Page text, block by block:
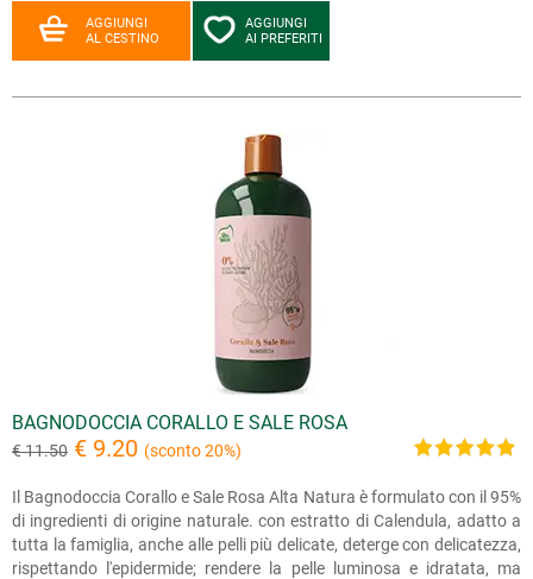
AGGIUNGI
AL CESTINO
AGGIUNGI
AI PREFERITI
BAGNODOCCIA CORALLO E SALE ROSA
€ 11.50 € 9.20 (sconto 20%)
Il Bagnodoccia Corallo e Sale Rosa Alta Natura è formulato con il 95%
di ingredienti di origine naturale. con estratto di Calendula, adatto a
tutta la famiglia, anche alle pelli più delicate, deterge con delicatezza,
rispettando l'epidermide; rendere la pelle luminosa e idratata, ma